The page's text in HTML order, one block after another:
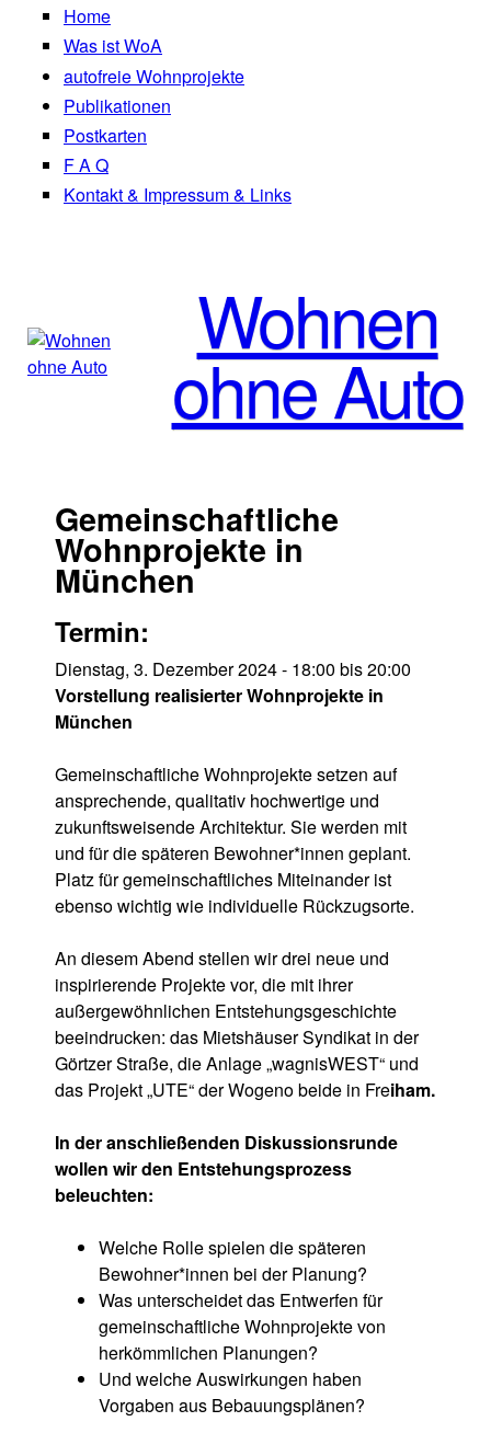
Direkt zum Inhalt
Autofreies Leben
Home
Was ist WoA
autofreie Wohnprojekte
Publikationen
Postkarten
F A Q
Kontakt & Impressum & Links
Wohnen
ohne Auto
Gemeinschaftliche
Wohnprojekte in
München
Termin:
Dienstag, 3. Dezember 2024 - 18:00 bis20:00
Vorstellung realisierter Wohnprojekte in
München
Gemeinschaftliche Wohnprojekte setzen auf
ansprechende, qualitativ hochwertige und
zukunftsweisende Architektur. Sie werden mit
und für die späteren Bewohner*innen geplant.
Platz für gemeinschaftliches Miteinander ist
ebenso wichtig wie individuelle Rückzugsorte.
An diesem Abend stellen wir drei neue und
inspirierende Projekte vor, die mit ihrer
außergewöhnlichen Entstehungsgeschichte
beeindrucken: das Mietshäuser Syndikat in der
Görtzer Straße, die Anlage „wagnisWEST“ und
das Projekt „UTE“ der Wogeno beide in Freiham.
In der anschließenden Diskussionsrunde
wollen wir den Entstehungsprozess
beleuchten:
Welche Rolle spielen die späteren
Bewohner*innen bei der Planung?
Was unterscheidet das Entwerfen für
gemeinschaftliche Wohnprojekte von
herkömmlichen Planungen?
Und welche Auswirkungen haben
Vorgaben aus Bebauungsplänen?